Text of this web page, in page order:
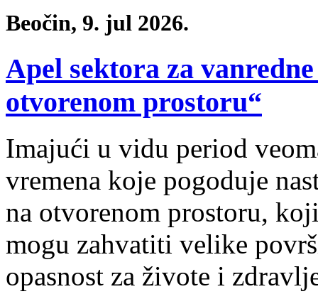
Beočin, 9. jul 2026.
Apel sektora za
otvorenom prostoru“
Imajući u vidu period
vremena koje pogoduje
na otvorenom prostoru,
mogu zahvatiti velike
opasnost za živote i